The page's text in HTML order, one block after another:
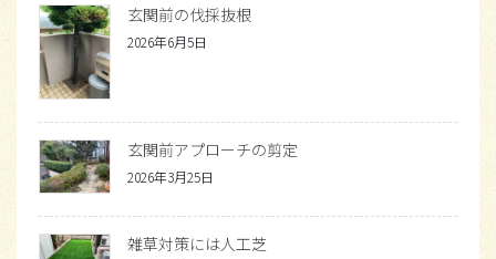
玄関前の伐採抜根
2026年6月5日
玄関前アプローチの剪定
2026年3月25日
雑草対策には人工芝